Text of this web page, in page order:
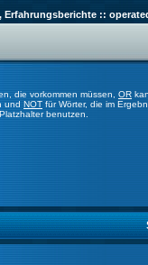
::
die vorkommen müssen, OR
und NOT für Wörter, die im
benutzen.